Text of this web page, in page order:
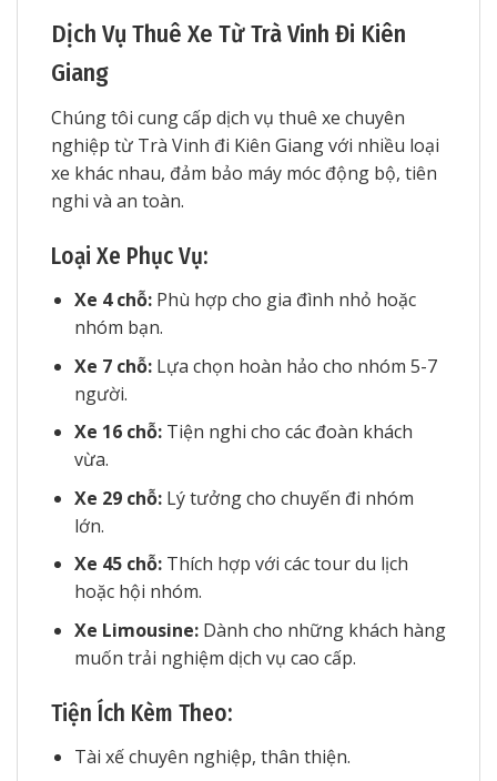
Dịch Vụ Thuê Xe Từ Trà Vinh Đi Kiên
Giang
Chúng tôi cung cấp dịch vụ thuê xe chuyên
nghiệp từ Trà Vinh đi Kiên Giang với nhiều loại
xe khác nhau, đảm bảo máy móc động bộ, tiên
nghi và an toàn.
Loại Xe Phục Vụ:
Xe 4 chỗ:Phù hợp cho gia đình nhỏ hoặc
nhóm bạn.
Xe 7 chỗ:Lựa chọn hoàn hảo cho nhóm 5-7
người.
Xe 16 chỗ:Tiện nghi cho các đoàn khách
vừa.
Xe 29 chỗ:Lý tưởng cho chuyến đi nhóm
lớn.
Xe 45 chỗ:Thích hợp với các tour du lịch
hoặc hội nhóm.
Xe Limousine:Dành cho những khách hàng
muốn trải nghiệm dịch vụ cao cấp.
Tiện Ích Kèm Theo:
Tài xế chuyên nghiệp, thân thiện.